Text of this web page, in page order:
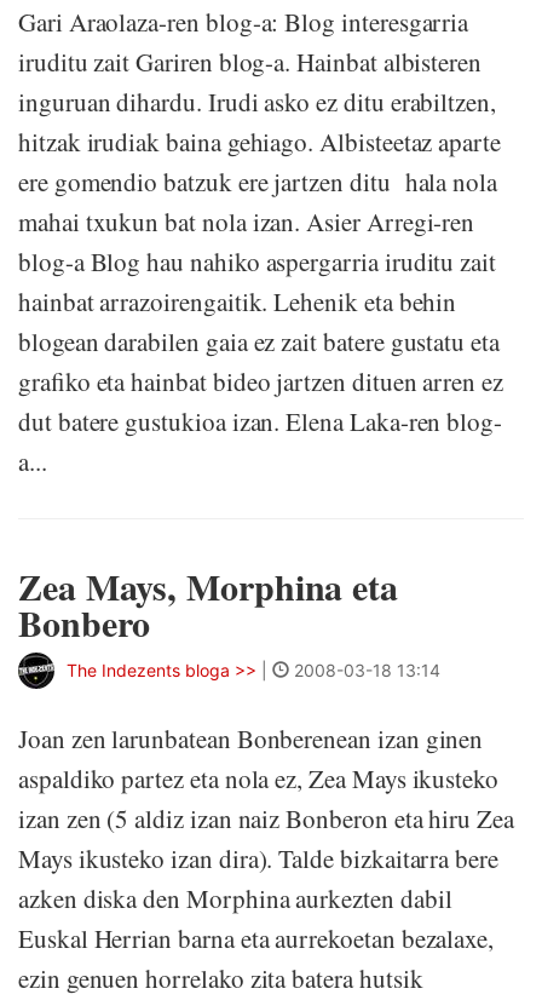
Gari Araolaza-ren blog-a: Blog interesgarria
iruditu zait Gariren blog-a. Hainbat albisteren
inguruan dihardu. Irudi asko ez ditu erabiltzen,
hitzak irudiak baina gehiago. Albisteetaz aparte
ere gomendio batzuk ere jartzen ditu hala nola
mahai txukun bat nola izan. Asier Arregi-ren
blog-a Blog hau nahiko aspergarria iruditu zait
hainbat arrazoirengaitik. Lehenik eta behin
blogean darabilen gaia ez zait batere gustatu eta
grafiko eta hainbat bideo jartzen dituen arren ez
dut batere gustukioa izan. Elena Laka-ren blog-
a...
Zea Mays, Morphina eta
Bonbero
The Indezents bloga >> 2008-03-18 13:14
Joan zen larunbatean Bonberenean izan ginen
aspaldiko partez eta nola ez, Zea Mays ikusteko
izan zen (5 aldiz izan naiz Bonberon eta hiru Zea
Mays ikusteko izan dira). Talde bizkaitarra bere
azken diska den Morphina aurkezten dabil
Euskal Herrian barna eta aurrekoetan bezalaxe,
ezin genuen horrelako zita batera hutsik